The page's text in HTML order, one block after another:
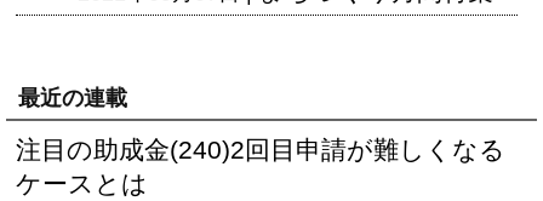
最近の連載
注目の助成金(240)2回目申請が難しくなる
ケースとは